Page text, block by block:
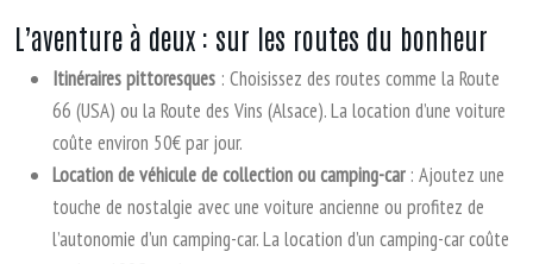
L’aventure à deux : sur les routes du bonheur
Itinéraires pittoresques : Choisissez des routes comme la Route
66 (USA) ou la Route des Vins (Alsace). La location d’une voiture
coûte environ 50€ par jour.
Location de véhicule de collection ou camping-car : Ajoutez une
touche de nostalgie avec une voiture ancienne ou profitez de
l’autonomie d’un camping-car. La location d’un camping-car coûte